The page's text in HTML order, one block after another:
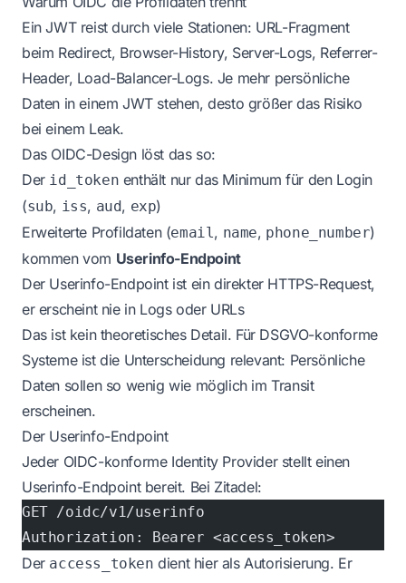
Ein JWT reist durch viele Stationen: URL-Fragment
beim Redirect, Browser-History, Server-Logs, Referrer-
Header, Load-Balancer-Logs. Je mehr persönliche
Daten in einem JWT stehen, desto größer das Risiko
bei einem Leak.
Das OIDC-Design löst das so:
Der id_token enthält nur das Minimum für den Login
(sub, iss, aud, exp)
Erweiterte Profildaten (email, name, phone_number)
kommen vom Userinfo-Endpoint
Der Userinfo-Endpoint ist ein direkter HTTPS-Request,
er erscheint nie in Logs oder URLs
Das ist kein theoretisches Detail. Für DSGVO-konforme
Systeme ist die Unterscheidung relevant: Persönliche
Daten sollen so wenig wie möglich im Transit
erscheinen.
Der Userinfo-Endpoint
Jeder OIDC-konforme Identity Provider stellt einen
Userinfo-Endpoint bereit. Bei Zitadel:
GET /oidc/v1/userinfo
Authorization: Bearer <access_token>
Der access_token dient hier als Autorisierung. Er